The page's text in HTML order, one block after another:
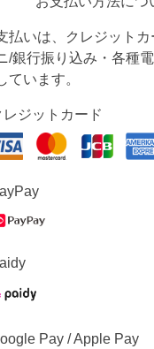
払いは、クレジットカ
/銀行振り込み・各種
ています。
レジットカード
Pay / Apple Pay